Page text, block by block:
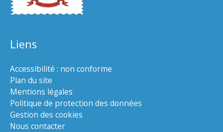
Liens
Accessibilité : non conforme
Plan du site
Mentions légales
Politique de protection des données
Gestion des cookies
Nous contacter